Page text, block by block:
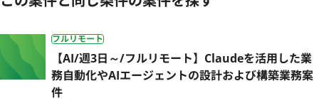
フルリモート
【AI/週3日～/フルリモート】Claudeを活用した業
務自動化やAIエージェントの設計および構築業務案
件